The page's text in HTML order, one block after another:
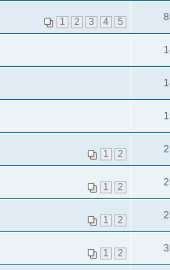
1 2 3 4 5
1 2
1 2
1 2
1 2